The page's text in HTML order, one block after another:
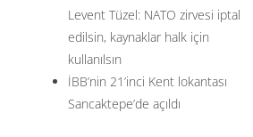
Levent Tüzel: NATO zirvesi iptal
edilsin, kaynaklar halk için
kullanılsın
İBB’nin 21’inci Kent lokantası
Sancaktepe’de açıldı